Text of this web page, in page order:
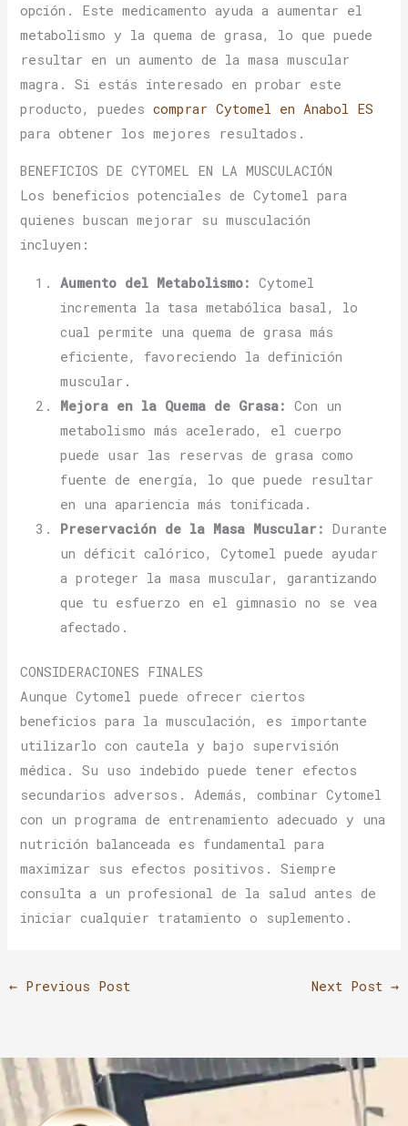
opción. Este medicamento ayuda a aumentar el
metabolismo y la quema de grasa, lo que puede
resultar en un aumento de la masa muscular
magra. Si estás interesado en probar este
producto, puedescomprar Cytomel en Anabol ES
para obtener los mejores resultados.
BENEFICIOS DE CYTOMEL EN LA MUSCULACIÓN
Los beneficios potenciales de Cytomel para
quienes buscan mejorar su musculación
incluyen:
Aumento del Metabolismo: Cytomel
incrementa la tasa metabólica basal, lo
cual permite una quema de grasa más
eficiente, favoreciendo la definición
muscular.
Mejora en la Quema de Grasa: Con un
metabolismo más acelerado, el cuerpo
puede usar las reservas de grasa como
fuente de energía, lo que puede resultar
en una apariencia más tonificada.
Preservación de la Masa Muscular: Durante
un déficit calórico, Cytomel puede ayudar
a proteger la masa muscular, garantizando
que tu esfuerzo en el gimnasio no se vea
afectado.
CONSIDERACIONES FINALES
Aunque Cytomel puede ofrecer ciertos
beneficios para la musculación, es importante
utilizarlo con cautela y bajo supervisión
médica. Su uso indebido puede tener efectos
secundarios adversos. Además, combinar Cytomel
con un programa de entrenamiento adecuado y una
nutrición balanceada es fundamental para
maximizar sus efectos positivos. Siempre
consulta a un profesional de la salud antes de
iniciar cualquier tratamiento o suplemento.
←Previous Post Next Post→